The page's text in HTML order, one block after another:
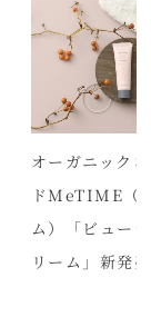
オーガニック
ドMeTIME（
ム）「ビュー
リーム」新発売